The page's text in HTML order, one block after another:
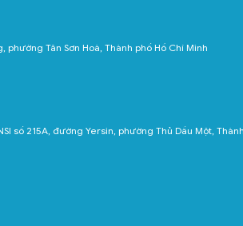
phường Tân Sơn Hoà, Thành phố Hồ Chí Minh
số 215A, đường Yersin, phường Thủ Dầu Một,